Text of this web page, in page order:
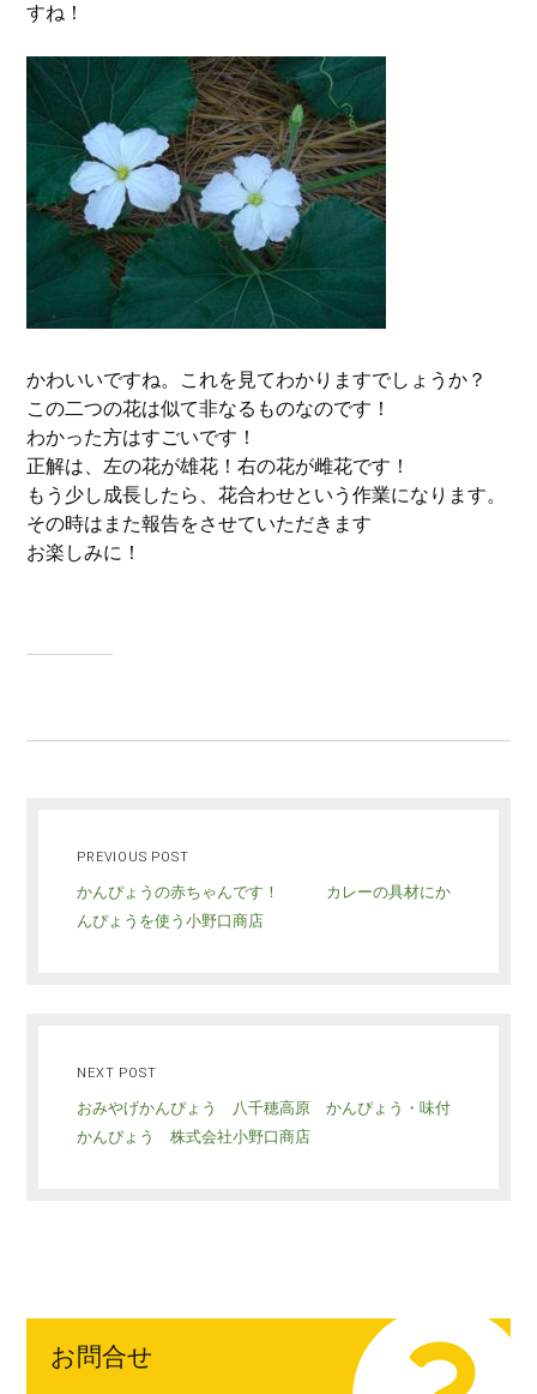
すね！
かわいいですね。これを見てわかりますでしょうか？
この二つの花は似て非なるものなのです！
わかった方はすごいです！
正解は、左の花が雄花！右の花が雌花です！
もう少し成長したら、花合わせという作業になります。
その時はまた報告をさせていただきます
お楽しみに！
PREVIOUS POST
かんぴょうの赤ちゃんです！ カレーの具材にか
んぴょうを使う小野口商店
NEXT POST
おみやげかんぴょう 八千穂高原 かんぴょう・味付
かんぴょう 株式会社小野口商店
お問合せ